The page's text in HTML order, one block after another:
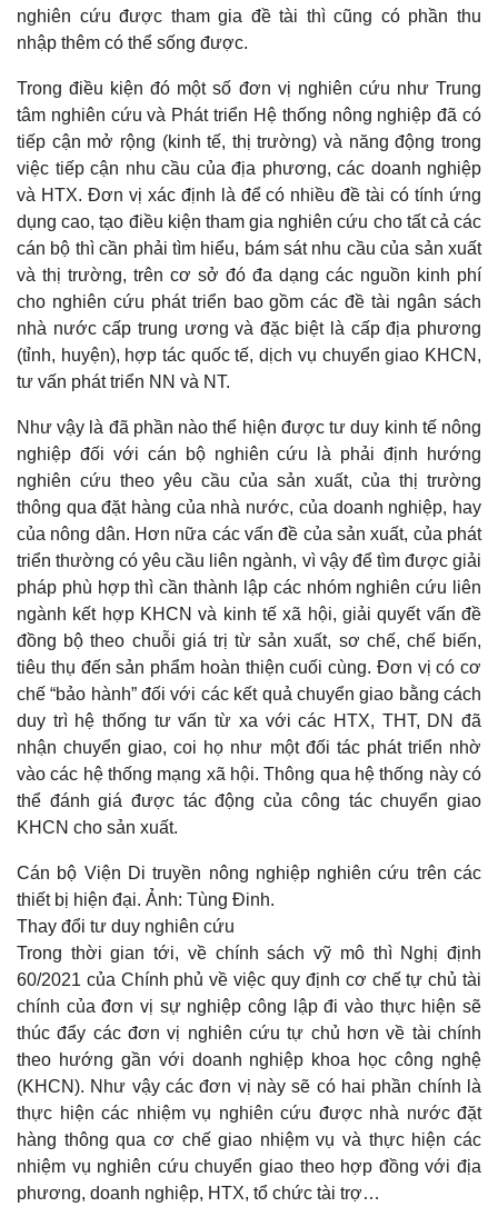
nghiên cứu được tham gia đề tài thì cũng có phần thu
nhập thêm có thể sống được.
Trong điều kiện đó một số đơn vị nghiên cứu như Trung
tâm nghiên cứu và Phát triển Hệ thống nông nghiệp đã có
tiếp cận mở rộng (kinh tế, thị trường) và năng động trong
việc tiếp cận nhu cầu của địa phương, các doanh nghiệp
và HTX. Đơn vị xác định là để có nhiều đề tài có tính ứng
dụng cao, tạo điều kiện tham gia nghiên cứu cho tất cả các
cán bộ thì cần phải tìm hiểu, bám sát nhu cầu của sản xuất
và thị trường, trên cơ sở đó đa dạng các nguồn kinh phí
cho nghiên cứu phát triển bao gồm các đề tài ngân sách
nhà nước cấp trung ương và đặc biệt là cấp địa phương
(tỉnh, huyện), hợp tác quốc tế, dịch vụ chuyển giao KHCN,
tư vấn phát triển NN và NT.
Như vậy là đã phần nào thể hiện được tư duy kinh tế nông
nghiệp đối với cán bộ nghiên cứu là phải định hướng
nghiên cứu theo yêu cầu của sản xuất, của thị trường
thông qua đặt hàng của nhà nước, của doanh nghiệp, hay
của nông dân. Hơn nữa các vấn đề của sản xuất, của phát
triển thường có yêu cầu liên ngành, vì vậy để tìm được giải
pháp phù hợp thì cần thành lập các nhóm nghiên cứu liên
ngành kết hợp KHCN và kinh tế xã hội, giải quyết vấn đề
đồng bộ theo chuỗi giá trị từ sản xuất, sơ chế, chế biến,
tiêu thụ đến sản phẩm hoàn thiện cuối cùng. Đơn vị có cơ
chế “bảo hành” đối với các kết quả chuyển giao bằng cách
duy trì hệ thống tư vấn từ xa với các HTX, THT, DN đã
nhận chuyển giao, coi họ như một đối tác phát triển nhờ
vào các hệ thống mạng xã hội. Thông qua hệ thống này có
thể đánh giá được tác động của công tác chuyển giao
KHCN cho sản xuất.
Cán bộ Viện Di truyền nông nghiệp nghiên cứu trên các
thiết bị hiện đại. Ảnh: Tùng Đinh.
Thay đổi tư duy nghiên cứu
Trong thời gian tới, về chính sách vỹ mô thì Nghị định
60/2021 của Chính phủ về việc quy định cơ chế tự chủ tài
chính của đơn vị sự nghiệp công lập đi vào thực hiện sẽ
thúc đẩy các đơn vị nghiên cứu tự chủ hơn về tài chính
theo hướng gần với doanh nghiệp khoa học công nghệ
(KHCN). Như vậy các đơn vị này sẽ có hai phần chính là
thực hiện các nhiệm vụ nghiên cứu được nhà nước đặt
hàng thông qua cơ chế giao nhiệm vụ và thực hiện các
nhiệm vụ nghiên cứu chuyển giao theo hợp đồng với địa
phương, doanh nghiệp, HTX, tổ chức tài trợ…